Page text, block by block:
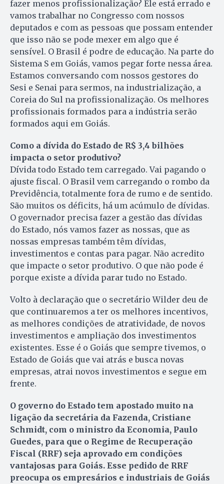
fazer menos profissionalização? Ele está errado e
vamos trabalhar no Congresso com nossos
deputados e com as pessoas que possam entender
que isso não se pode mexer em algo que é
sensível. O Brasil é podre de educação. Na parte do
Sistema S em Goiás, vamos pegar forte nessa área.
Estamos conversando com nossos gestores do
Sesi e Senai para sermos, na industrialização, a
Coreia do Sul na profissionalização. Os melhores
profissionais formados para a indústria serão
formados aqui em Goiás.
Como a dívida do Estado de R$ 3,4 bilhões
impacta o setor produtivo?
Dívida todo Estado tem carregado. Vai pagando o
ajuste fiscal. O Brasil vem carregando o rombo da
Previdência, totalmente fora de rumo e de sentido.
São muitos os déficits, há um acúmulo de dívidas.
O governador precisa fazer a gestão das dívidas
do Estado, nós vamos fazer as nossas, que as
nossas empresas também têm dívidas,
investimentos e contas para pagar. Não acredito
que impacte o setor produtivo. O que não pode é
porque existe a dívida parar tudo no Estado.
Volto à declaração que o secretário Wilder deu de
que continuaremos a ter os melhores incentivos,
as melhores condições de atratividade, de novos
investimentos e ampliação dos investimentos
existentes. Esse é o Goiás que sempre tivemos, o
Estado de Goiás que vai atrás e busca novas
empresas, atrai novos investimentos e segue em
frente.
O governo do Estado tem apostado muito na
ligação da secretária da Fazenda, Cristiane
Schmidt, com o ministro da Economia, Paulo
Guedes, para que o Regime de Recuperação
Fiscal (RRF) seja aprovado em condições
vantajosas para Goiás. Esse pedido de RRF
preocupa os empresários e industriais de Goiás